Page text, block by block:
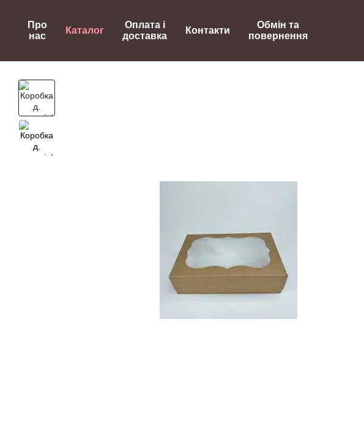
Про
нас
Каталог
Оплата і
доставка
Контакти
Обмін та
повернення